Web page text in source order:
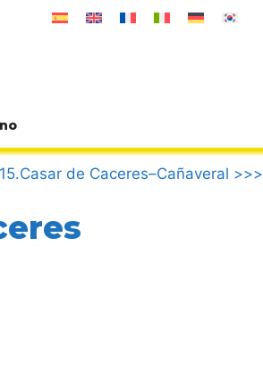
15.Casar de Caceres–Cañaveral >>>